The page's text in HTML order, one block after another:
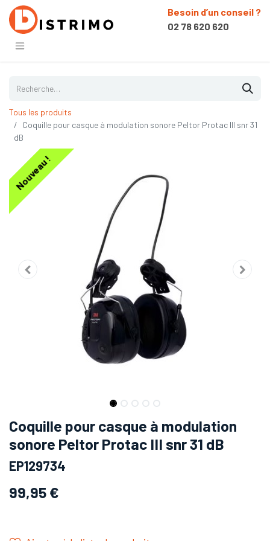
Besoin d’un conseil ?
02 78 620 620
Tous les produits
Coquille pour casque à modulation sonore Peltor Protac III snr 31
dB
Nouveau !
Coquille pour casque à modulation
sonore Peltor Protac III snr 31 dB
EP129734
99,95 €